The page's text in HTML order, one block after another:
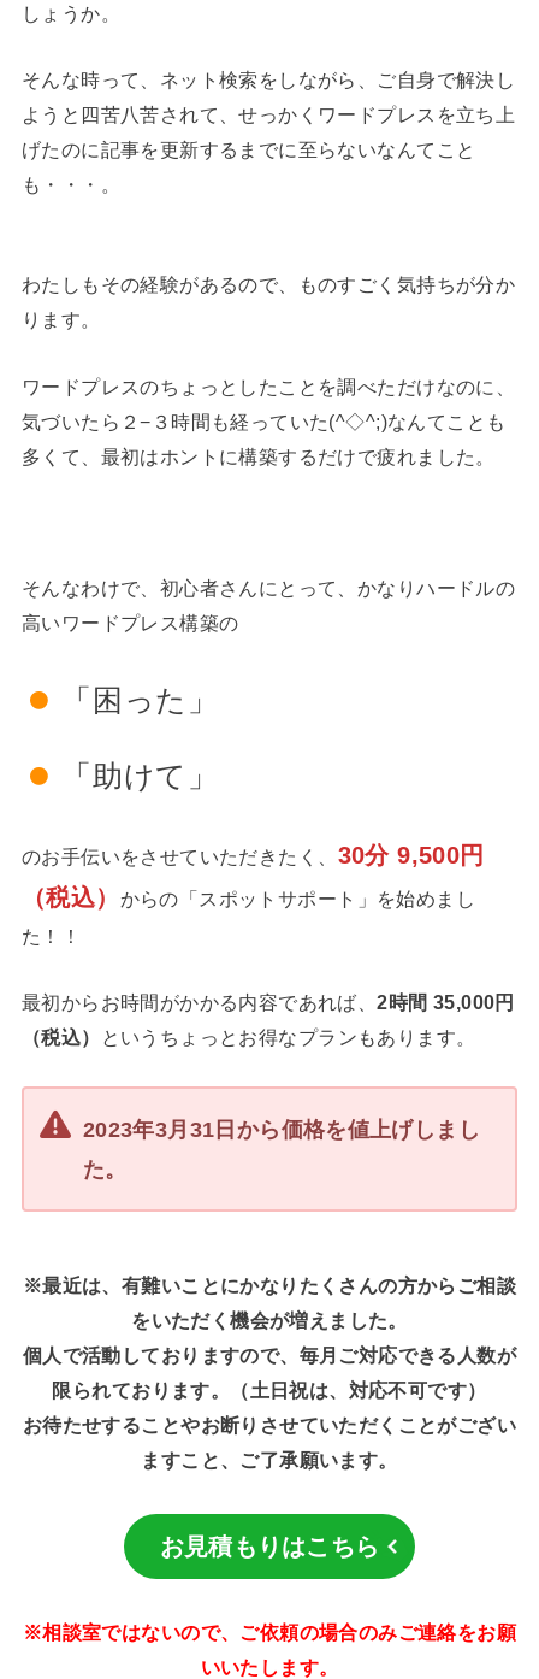
しょうか。
そんな時って、ネット検索をしながら、ご自身で解決し
ようと四苦八苦されて、せっかくワードプレスを立ち上
げたのに記事を更新するまでに至らないなんてこと
も・・・。
わたしもその経験があるので、ものすごく気持ちが分か
ります。
ワードプレスのちょっとしたことを調べただけなのに、
気づいたら２−３時間も経っていた(^◇^;)なんてことも
多くて、最初はホントに構築するだけで疲れました。
そんなわけで、初心者さんにとって、かなりハードルの
高いワードプレス構築の
「困った」
「助けて」
のお手伝いをさせていただきたく、 30分 9,500円
（税込）
からの「スポットサポート」を始めまし
た！！
最初からお時間がかかる内容であれば、2時間 35,000円
（税込）
というちょっとお得なプランもあります。
2023年3月31日から価格を値上げしまし
た。
※最近は、有難いことにかなりたくさんの方からご相談
をいただく機会が増えました。
個人で活動しておりますので、毎月ご対応できる人数が
限られております。（土日祝は、対応不可です）
お待たせすることやお断りさせていただくことがござい
ますこと、ご了承願います。
お見積もりはこちら
※相談室ではないので、ご依頼の場合のみご連絡をお願
いいたします。